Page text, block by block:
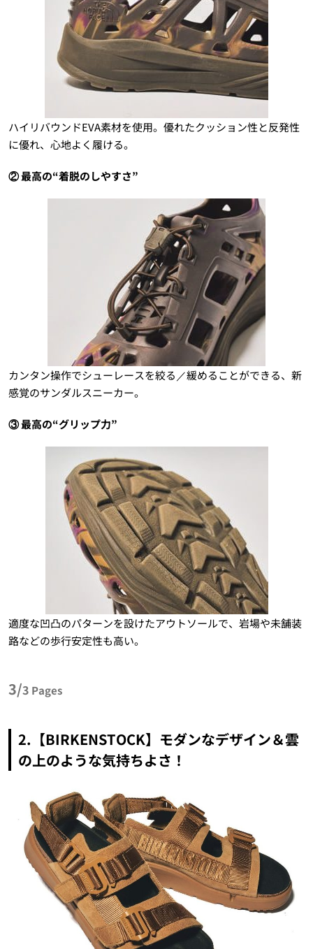
ハイリバウンドEVA素材を使用。優れたクッション性と反発性
に優れ、心地よく履ける。
② 最高の“着脱のしやすさ”
カンタン操作でシューレースを絞る／緩めることができる、新
感覚のサンダルスニーカー。
③ 最高の“グリップ力”
適度な凹凸のパターンを設けたアウトソールで、岩場や未舗装
路などの歩行安定性も高い。
3/3 Pages
2.【BIRKENSTOCK】モダンなデザイン＆雲
の上のような気持ちよさ！